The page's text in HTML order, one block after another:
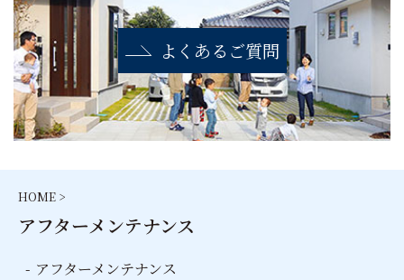
よくあるご質問
HOME >
アフターメンテナンス
アフターメンテナンス